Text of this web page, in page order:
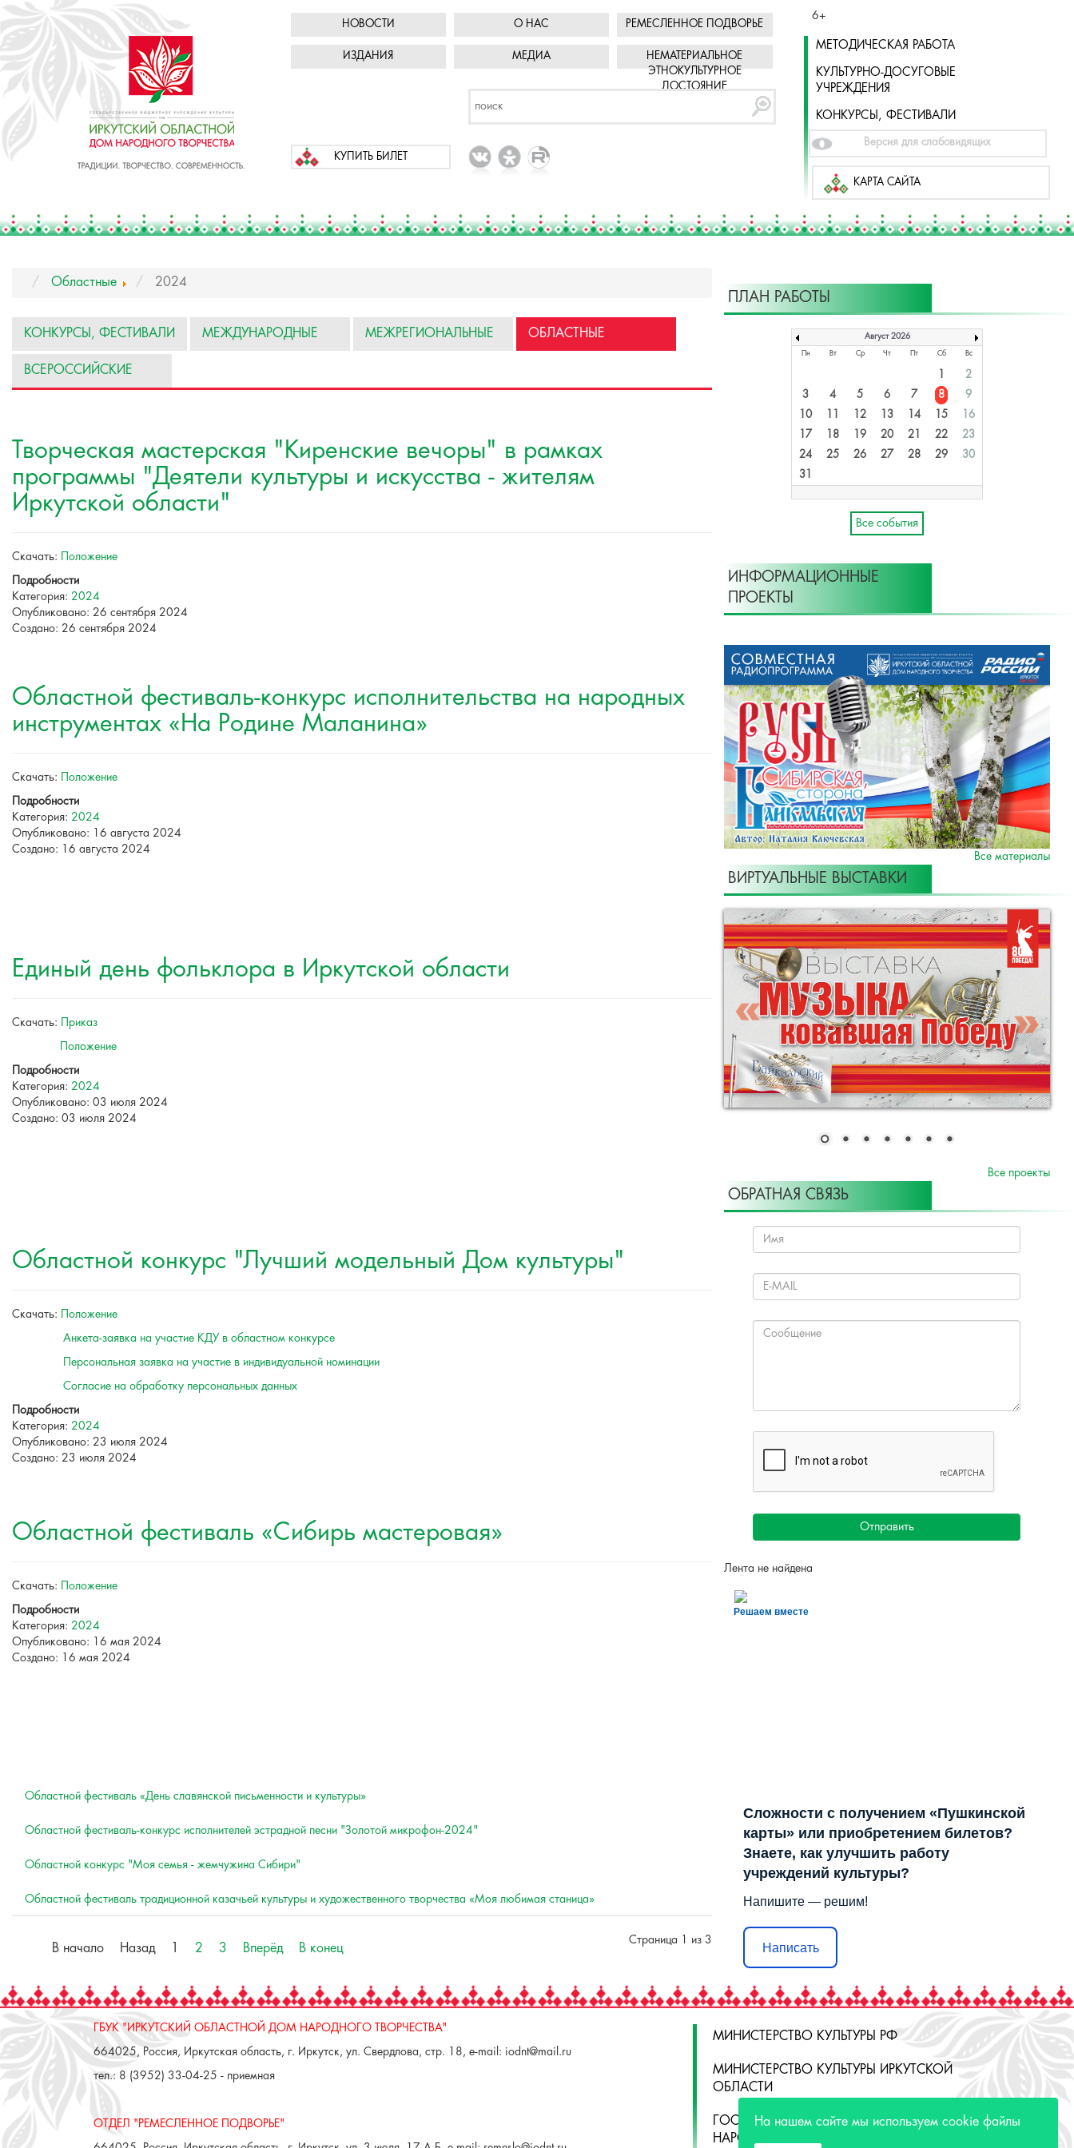
НОВОСТИ О НАС РЕМЕСЛЕННОЕ ПОДВОРЬЕ
ИЗДАНИЯ МЕДИА
НЕМАТЕРИАЛЬНОЕ
ЭТНОКУЛЬТУРНОЕ
ДОСТОЯНИЕ
КУПИТЬ БИЛЕТ
6+
МЕТОДИЧЕСКАЯ РАБОТА
КУЛЬТУРНО-ДОСУГОВЫЕ
УЧРЕЖДЕНИЯ
КОНКУРСЫ, ФЕСТИВАЛИ
Версия для слабовидящих
КАРТА САЙТА
Областные 2024
КОНКУРСЫ, ФЕСТИВАЛИ МЕЖДУНАРОДНЫЕ МЕЖРЕГИОНАЛЬНЫЕ ОБЛАСТНЫЕ
ВСЕРОССИЙСКИЕ
Творческая мастерская "Киренские вечоры" в рамках
программы "Деятели культуры и искусства - жителям
Иркутской области"
Скачать:
Положение
Подробности
Категория: 2024
Опубликовано: 26 сентября 2024
Создано: 26 сентября 2024
Областной фестиваль-конкурс исполнительства на народных
инструментах «На Родине Маланина»
Скачать:
Положение
Подробности
Категория: 2024
Опубликовано: 16 августа 2024
Создано: 16 августа 2024
Единый день фольклора в Иркутской области
Скачать:
Приказ
Положение
Подробности
Категория: 2024
Опубликовано: 03 июля 2024
Создано: 03 июля 2024
Областной конкурс "Лучший модельный Дом культуры"
Скачать:
Положение
Анкета-заявка на участие КДУ в областном конкурсе
Персональная заявка на участие в индивидуальной номинации
Согласие на обработку персональных данных
Подробности
Категория: 2024
Опубликовано: 23 июля 2024
Создано: 23 июля 2024
Областной фестиваль «Сибирь мастеровая»
Скачать:
Положение
Подробности
Категория: 2024
Опубликовано: 16 мая 2024
Создано: 16 мая 2024
Областной фестиваль «День славянской письменности и культуры»
Областной фестиваль-конкурс исполнителей эстрадной песни "Золотой микрофон-2024"
Областной конкурс "Моя семья - жемчужина Сибири"
Областной фестиваль традиционной казачьей культуры и художественного творчества «Моя любимая станица»
Страница 1 из 3
В начало Назад 2 3 Вперёд В конец
ПЛАН РАБОТЫ
Август 2026
Пн Вт Ср Чт Пт Сб Вс
1
2
3
4 5 6 7 8
9
10
11 12 13 14 15
16
17
18 19 20 21 22
23
24
25 26 27 28 29
30
31
Все события
ИНФОРМАЦИОННЫЕ
ПРОЕКТЫ
Все материалы
ВИРТУАЛЬНЫЕ ВЫСТАВКИ
Все проекты
ОБРАТНАЯ СВЯЗЬ
Отправить
Лента не найдена
Решаем вместе
Сложности с получением «Пушкинской
карты» или приобретением билетов?
Знаете, как улучшить работу
учреждений культуры?
Напишите — решим!
Написать
ГБУК "ИРКУТСКИЙ ОБЛАСТНОЙ ДОМ НАРОДНОГО ТВОРЧЕСТВА"
664025, Россия, Иркутская область, г. Иркутск, ул. Свердлова, стр. 18, e-mail: iodnt@mail.ru
тел.: 8 (3952) 33-04-25 - приемная
ОТДЕЛ "РЕМЕСЛЕННОЕ ПОДВОРЬЕ"
МИНИСТЕРСТВО КУЛЬТУРЫ РФ
МИНИСТЕРСТВО КУЛЬТУРЫ ИРКУТСКОЙ
ОБЛАСТИ
ГОСУДАРСТВЕННЫЙ РОССИЙСКИЙ ДОМ
НАРОДНОГО ТВОРЧЕСТВА
На нашем сайте мы используем cookie файлы